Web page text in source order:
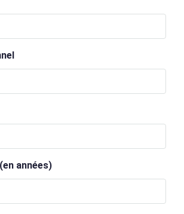
années)